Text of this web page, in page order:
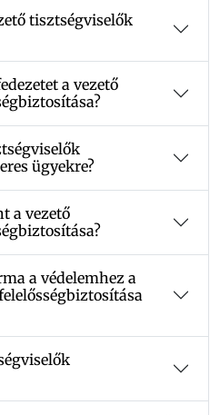
tisztségviselők
a vezető
ügyekre?
a vezető
a védelemhez a